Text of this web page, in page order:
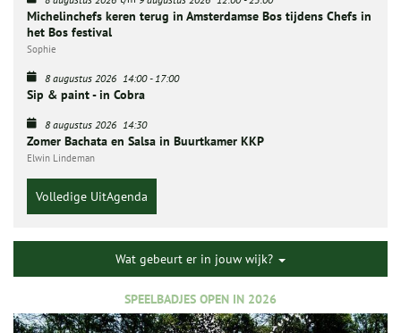
Michelinchefs keren terug in Amsterdamse Bos tijdens Chefs in
het Bos festival
Sophie
8 augustus 2026 14:00-17:00
Sip & paint - in Cobra
8 augustus 2026 14:30
Zomer Bachata en Salsa in Buurtkamer KKP
Elwin Lindeman
Volledige UitAgenda
Wat gebeurt er in jouw wijk?
SPEELBADJES OPEN IN 2026